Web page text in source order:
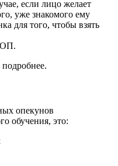
если лицо желает
уже знакомого ему
для того, чтобы взять
опекунов
обучения, это: